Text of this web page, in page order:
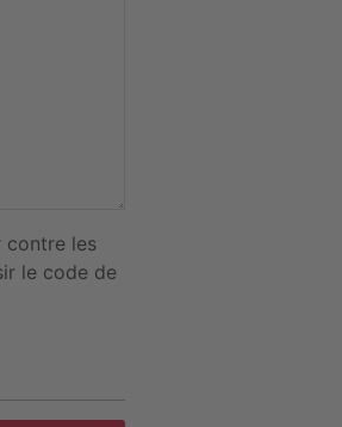
contre les
le code de